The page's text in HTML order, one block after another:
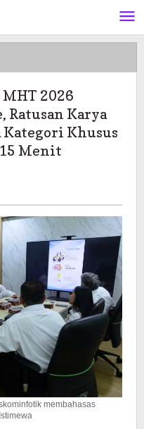
2026
Ratusan Karya
Kategori Khusus
Menit
membahasas